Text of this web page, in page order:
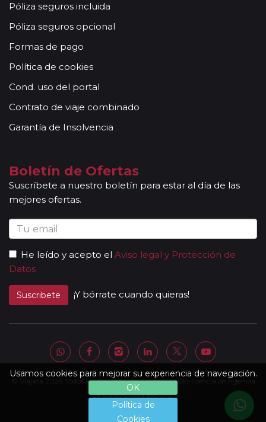
Usamos cookies para mejorar su experiencia de navegación.
OK
Política de
Cookies
Póliza seguros incluida
Póliza seguros opcional
Formas de pago
Política de cookies
Cond. uso del portal
Contrato de viaje combinado
Garantía de Insolvencia
Boletín de Ofertas
Suscríbete a nuestro boletín para estar al día de las
mejores ofertas.
He leído y acepto el Aviso legal y Protección de
Datos
Suscribete ¡Y bórrate cuando quieras!
© Viajata 2026 Todos los derechos reservados | Título-licencia de Agencia
de Viajes C.I.AN 18841-3.